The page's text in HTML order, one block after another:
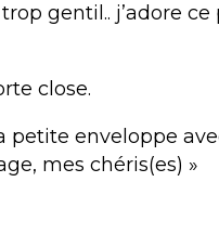
gentil.. j’adore
close.
petite enveloppe
mes chéris(es) »